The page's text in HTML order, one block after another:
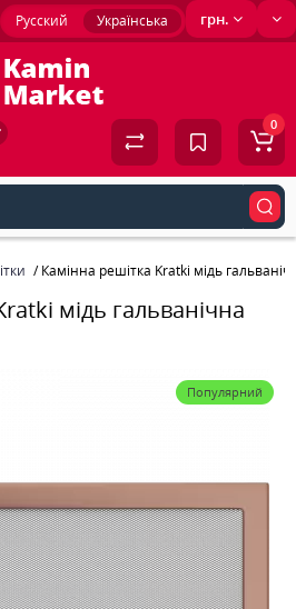
грн.
Русский Українська
0
Камінна решітка Kratki мідь
мідь гальванічна
Популярний